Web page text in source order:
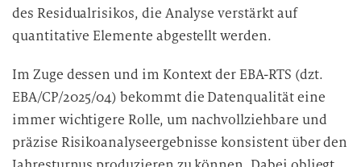
des Residualrisikos, die Analyse verstärkt auf
quantitative Elemente abgestellt werden.
Im Zuge dessen und im Kontext der EBA-RTS (dzt.
EBA/CP/2025/04) bekommt die Datenqualität eine
immer wichtigere Rolle, um nachvollziehbare und
präzise Risikoanalyseergebnisse konsistent über den